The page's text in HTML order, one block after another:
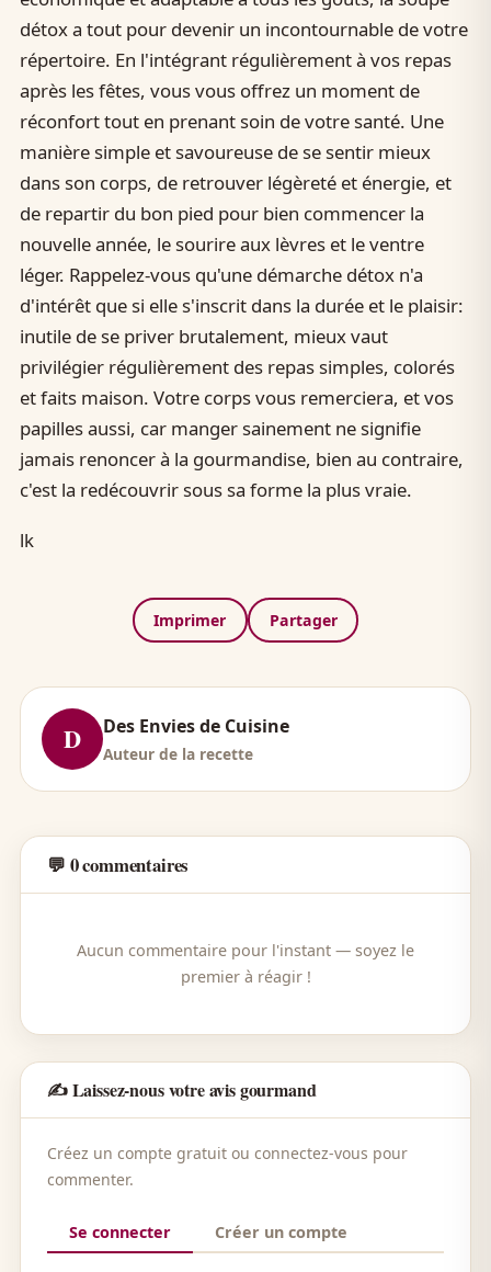
détox a tout pour devenir un incontournable de votre
répertoire. En l'intégrant régulièrement à vos repas
après les fêtes, vous vous offrez un moment de
réconfort tout en prenant soin de votre santé. Une
manière simple et savoureuse de se sentir mieux
dans son corps, de retrouver légèreté et énergie, et
de repartir du bon pied pour bien commencer la
nouvelle année, le sourire aux lèvres et le ventre
léger. Rappelez-vous qu'une démarche détox n'a
d'intérêt que si elle s'inscrit dans la durée et le plaisir:
inutile de se priver brutalement, mieux vaut
privilégier régulièrement des repas simples, colorés
et faits maison. Votre corps vous remerciera, et vos
papilles aussi, car manger sainement ne signifie
jamais renoncer à la gourmandise, bien au contraire,
c'est la redécouvrir sous sa forme la plus vraie.
lk
Imprimer Partager
D Des Envies de Cuisine
Auteur de la recette
💬 0 commentaires
Aucun commentaire pour l'instant — soyez le
premier à réagir !
✍️ Laissez-nous votre avis gourmand
Créez un compte gratuit ou connectez-vous pour
commenter.
Se connecter Créer un compte